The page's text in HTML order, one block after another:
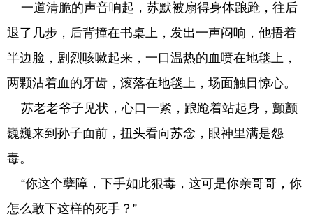
一道清脆的声音响起，苏默被扇得身体踉跄，往后
退了几步，后背撞在书桌上，发出一声闷响，他捂着
半边脸，剧烈咳嗽起来，一口温热的血喷在地毯上，
两颗沾着血的牙齿，滚落在地毯上，场面触目惊心。
苏老老爷子见状，心口一紧，踉跄着站起身，颤颤
巍巍来到孙子面前，扭头看向苏念，眼神里满是怨
毒。
“你这个孽障，下手如此狠毒，这可是你亲哥哥，你
怎么敢下这样的死手？”